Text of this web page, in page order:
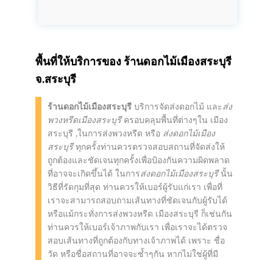
พื้นที่ให้บริการของ ร้านดอกไม้เมืองสระบุรี
จ.สระบุรี
ร้านดอกไม้เมืองสระบุรี บริการจัดส่งดอกไม้ และ ส่ง
พวงหรีดเมืองสระบุรีครอบคลุมพื้นที่ต่างๆใน เมือง
สระบุรี ,ในการส่งพวงหรีด หรือ ส่งดอกไม้เมือง
สระบุรีทุกครั้งท่านควรตรวจสอบสถานที่จัดส่งให้
ถูกต้องและชัดเจนทุกครั้งเพื่อป้องกันความผิดพลาด
ที่อาจจะเกิดขึ้นได้ ในการส่งดอกไม้เมืองสระบุรีนั้น
วิธีที่รัดกุมที่สุด ท่านควรให้เบอร์ผู้รับแก่เรา เพื่อที่
เราจะสามารถสอบถามเส้นทางที่ชัดเจนกับผู้รับได้
หรือแม้กระทั่งการส่งพวงหรีด เมืองสระบุรี ก็เช่นกัน
ท่านควรให้เบอร์เจ้าภาพกับเรา เพื่อเราจะได้ตรวจ
สอบเส้นทางที่ถูกต้องกับทางเจ้าภาพได้ เพราะ ชื่อ
วัด หรือชื่อสถานที่อาจจะซ้ำๆกัน หากไม่ใช่ผู้ที่มี